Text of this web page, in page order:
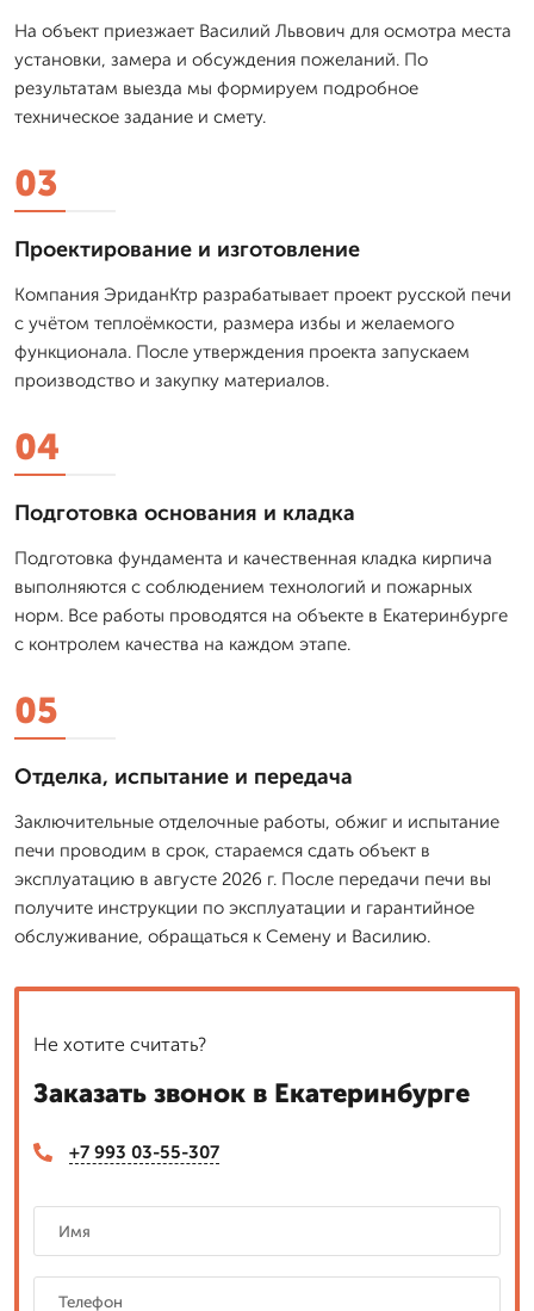
На объект приезжает Василий Львович для осмотра места
установки, замера и обсуждения пожеланий. По
результатам выезда мы формируем подробное
техническое задание и смету.
03
Проектирование и изготовление
Компания ЭриданКтр разрабатывает проект русской печи
с учётом теплоёмкости, размера избы и желаемого
функционала. После утверждения проекта запускаем
производство и закупку материалов.
04
Подготовка основания и кладка
Подготовка фундамента и качественная кладка кирпича
выполняются с соблюдением технологий и пожарных
норм. Все работы проводятся на объекте в Екатеринбурге
с контролем качества на каждом этапе.
05
Отделка, испытание и передача
Заключительные отделочные работы, обжиг и испытание
печи проводим в срок, стараемся сдать объект в
эксплуатацию в августе 2026 г. После передачи печи вы
получите инструкции по эксплуатации и гарантийное
обслуживание, обращаться к Семену и Василию.
Не хотите считать?
Заказать звонок в Екатеринбурге
+7 993 03-55-307